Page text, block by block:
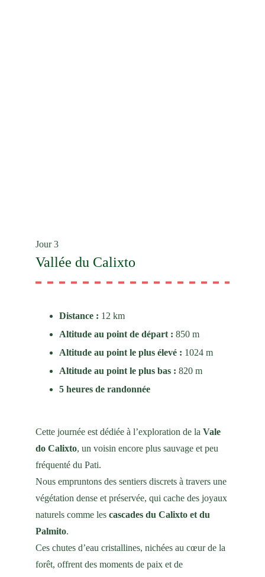
Vallée du Calixto
Jour 3
Distance : 12 km
Altitude au point de départ : 850 m
Altitude au point le plus élevé : 1024 m
Altitude au point le plus bas : 820 m
5 heures de randonnée
Cette journée est dédiée à l’exploration de la Vale
do Calixto, un voisin encore plus sauvage et peu
fréquenté du Pati.
Nous empruntons des sentiers discrets à travers une
végétation dense et préservée, qui cache des joyaux
naturels comme les cascades du Calixto et du
Palmito.
Ces chutes d’eau cristallines, nichées au cœur de la
forêt, offrent des moments de paix et de